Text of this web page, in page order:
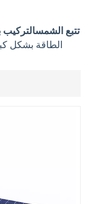
تتبع الشمسالتركيب
الطاقة بشكل